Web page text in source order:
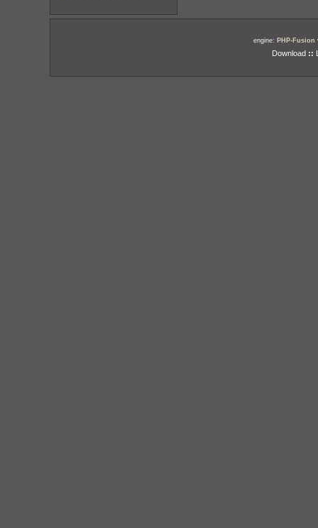
engine: PHP-Fusion
Download ::